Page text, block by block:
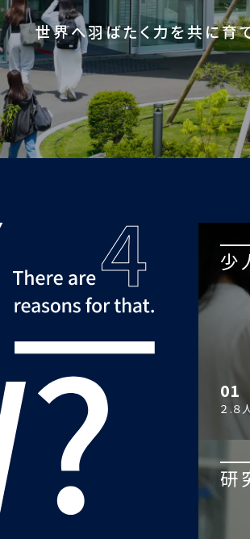
世界へ羽ばたく力を共に育
少
01
２.８
研